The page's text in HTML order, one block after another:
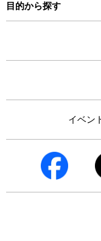
目的から探す
イベン